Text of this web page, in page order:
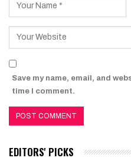
Save my name, email, and
time I comment.
EDITORS' PICKS